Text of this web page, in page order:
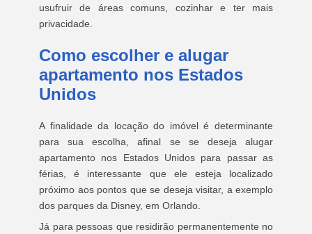
usufruir de áreas comuns, cozinhar e ter mais
privacidade.
Como escolher e alugar
apartamento nos Estados
Unidos
A finalidade da locação do imóvel é determinante
para sua escolha, afinal se se deseja alugar
apartamento nos Estados Unidos para passar as
férias, é interessante que ele esteja localizado
próximo aos pontos que se deseja visitar, a exemplo
dos parques da Disney, em Orlando.
Já para pessoas que residirão permanentemente no